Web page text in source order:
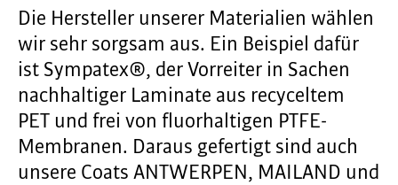
Die Hersteller unserer Materialien wählen
wir sehr sorgsam aus. Ein Beispiel dafür
ist Sympatex®, der Vorreiter in Sachen
nachhaltiger Laminate aus recyceltem
PET und frei von fluorhaltigen PTFE-
Membranen. Daraus gefertigt sind auch
unsere Coats ANTWERPEN, MAILAND und